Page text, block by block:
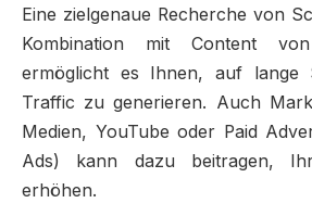
Eine zielgenaue Recherche von
Kombination mit Content
ermöglicht es Ihnen, auf lange
Traffic zu generieren. Auch
Medien, YouTube oder Paid
Ads) kann dazu beitragen,
erhöhen.